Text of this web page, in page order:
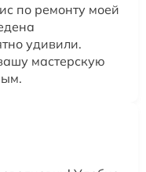
по ремонту моей
удивили.
мастерскую